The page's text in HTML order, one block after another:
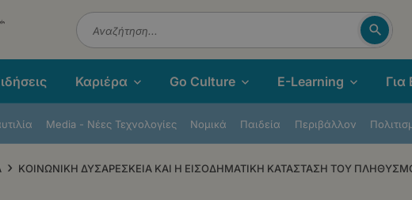
Αναζήτηση
Μedia - Νέες Τεχνολογίες Νομικά Παιδεία Περιβάλλον
Καριέρα Go Culture E-Learning Για
› ΚΟΙΝΩΝΙΚΗ ΔΥΣΑΡΕΣΚΕΙΑ ΚΑΙ Η ΕΙΣΟΔΗΜΑΤΙΚΗ ΚΑΤΑΣΤΑΣΗ ΤΟΥ